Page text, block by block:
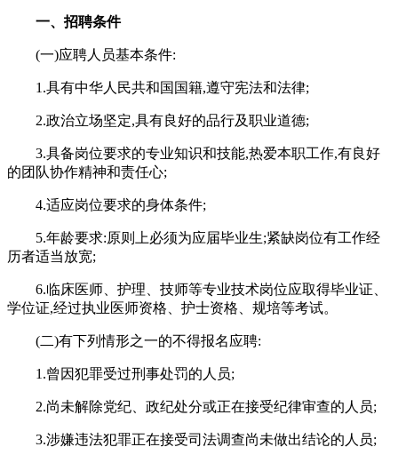
一、招聘条件
(一)应聘人员基本条件:
1.具有中华人民共和国国籍,遵守宪法和法律;
2.政治立场坚定,具有良好的品行及职业道德;
3.具备岗位要求的专业知识和技能,热爱本职工作,有良好
的团队协作精神和责任心;
4.适应岗位要求的身体条件;
5.年龄要求:原则上必须为应届毕业生;紧缺岗位有工作经
历者适当放宽;
6.临床医师、护理、技师等专业技术岗位应取得毕业证、
学位证,经过执业医师资格、护士资格、规培等考试。
(二)有下列情形之一的不得报名应聘:
1.曾因犯罪受过刑事处罚的人员;
2.尚未解除党纪、政纪处分或正在接受纪律审查的人员;
3.涉嫌违法犯罪正在接受司法调查尚未做出结论的人员;